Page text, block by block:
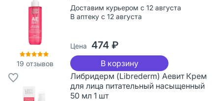
19 отзывов
Доставим курьером с 12 августа
В аптеку с 12 августа
Цена 474 ₽
В корзину
Либридерм (Librederm) Аевит Крем
для лица питательный насыщенный
50 мл 1 шт